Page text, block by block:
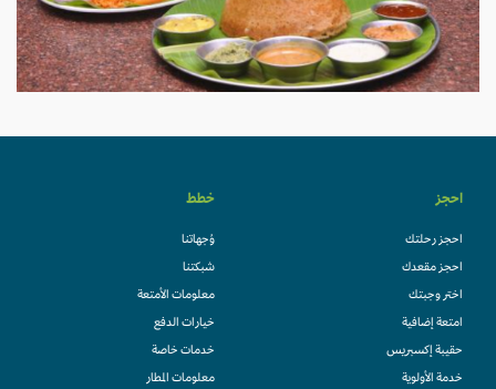
احجز
احجز رحلتك
احجز مقعدك
اختر وجبتك
امتعة إضافية
حقيبة إكسبريس
خدمة الأولوية
خطط
وُجهاتنا
شبكتنا
معلومات الأمتعة
خيارات الدفع
خدمات خاصة
معلومات المطار